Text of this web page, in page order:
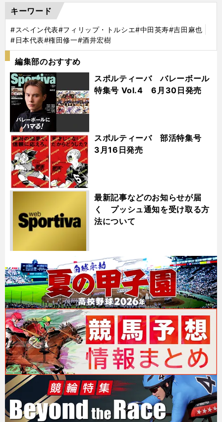
キーワード
#スペイン代表#フィリップ・トルシエ#中田英寿#吉田麻也
#日本代表#権田修一#酒井宏樹
編集部のおすすめ
スポルティーバ バレーボール
特集号 Vol.4 6月30日発売
スポルティーバ 部活特集号
3月16日発売
最新記事などのお知らせが届
く プッシュ通知を受け取る方
法について